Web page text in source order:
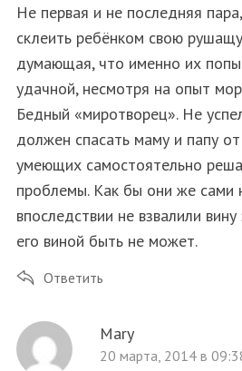
Не первая и не последняя
склеить ребёнком свою
думающая, что именно их
удачной, несмотря на опыт
Бедный «миротворец». Не
должен спасать маму и папу
умеющих самостоятельно
проблемы. Как бы они же сами
впоследствии не взвалили
его виной быть не может.
Ответить
Mary
20 марта, 2014 в